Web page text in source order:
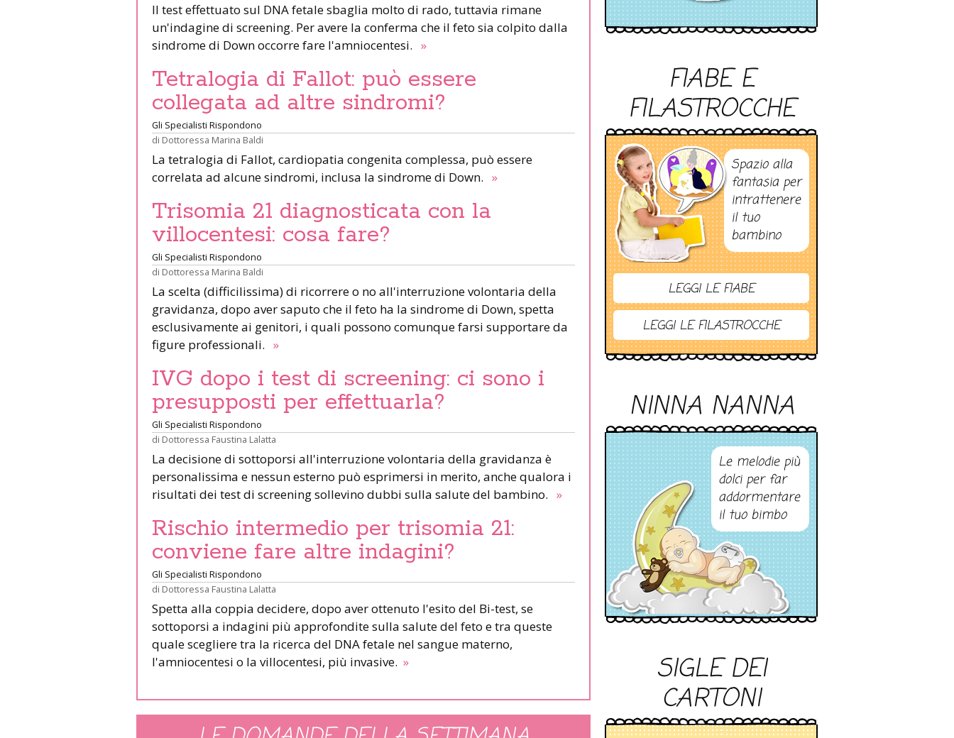
Il test effettuato sul DNA fetale sbaglia molto di rado, tuttavia rimane
un'indagine di screening. Per avere la conferma che il feto sia colpito dalla
sindrome di Down occorre fare l'amniocentesi. »
Tetralogia di Fallot: può essere
collegata ad altre sindromi?
Gli Specialisti Rispondono
di Dottoressa Marina Baldi
La tetralogia di Fallot, cardiopatia congenita complessa, può essere
correlata ad alcune sindromi, inclusa la sindrome di Down. »
Trisomia 21 diagnosticata con la
villocentesi: cosa fare?
Gli Specialisti Rispondono
di Dottoressa Marina Baldi
La scelta (difficilissima) di ricorrere o no all'interruzione volontaria della
gravidanza, dopo aver saputo che il feto ha la sindrome di Down, spetta
esclusivamente ai genitori, i quali possono comunque farsi supportare da
figure professionali. »
IVG dopo i test di screening: ci sono i
presupposti per effettuarla?
Gli Specialisti Rispondono
di Dottoressa Faustina Lalatta
La decisione di sottoporsi all'interruzione volontaria della gravidanza è
personalissima e nessun esterno può esprimersi in merito, anche qualora i
risultati dei test di screening sollevino dubbi sulla salute del bambino. »
Rischio intermedio per trisomia 21:
conviene fare altre indagini?
Gli Specialisti Rispondono
di Dottoressa Faustina Lalatta
Spetta alla coppia decidere, dopo aver ottenuto l'esito del Bi-test, se
sottoporsi a indagini più approfondite sulla salute del feto e tra queste
quale scegliere tra la ricerca del DNA fetale nel sangue materno,
l'amniocentesi o la villocentesi, più invasive. »
FIABE E
FILASTROCCHE
Spazio alla
fantasia per
intrattenere
il tuo
bambino
LEGGI LE FIABE
LEGGI LE FILASTROCCHE
NINNA NANNA
Le melodie più
dolci per far
addormentare
il tuo bimbo
SIGLE DEI
CARTONI